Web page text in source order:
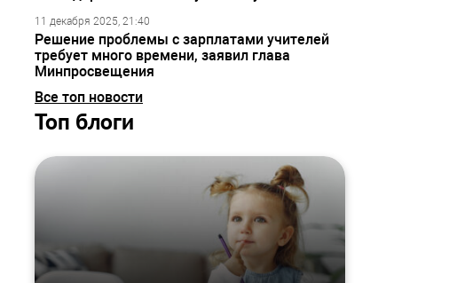
11 декабря 2025, 21:40
Решение проблемы с зарплатами учителей
требует много времени, заявил глава
Минпросвещения
Все топ новости
Топ блоги